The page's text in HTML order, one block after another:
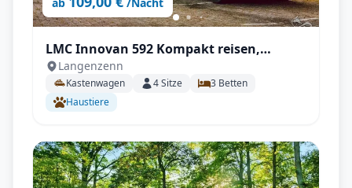
LMC Innovan 592 Kompakt reisen,
Großes erleben – mit Einzelbetten und
Komfort
Langenzenn
Kastenwagen 4Sitze 3 Betten
Haustiere